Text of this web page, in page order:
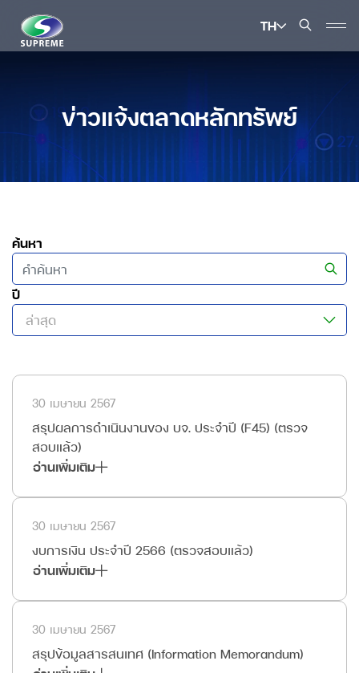
TH
Enhanced by
ข่าวแจ้งตลาดหลักทรัพย์
ค้นหา
ปี
ล่าสุด
30 เมษายน 2567
สรุปผลการดำเนินงานของ บจ. ประจำปี (F45) (ตรวจ
สอบแล้ว)
อ่านเพิ่มเติม
30 เมษายน 2567
งบการเงิน ประจำปี 2566 (ตรวจสอบแล้ว)
อ่านเพิ่มเติม
30 เมษายน 2567
สรุปข้อมูลสารสนเทศ (Information Memorandum)